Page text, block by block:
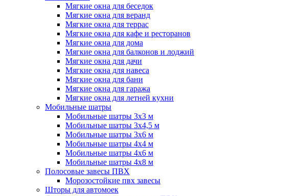
Мягкие окна для беседок
Мягкие окна для веранд
Мягкие окна для террас
Мягкие окна для кафе и ресторанов
Мягкие окна для дома
Мягкие окна для балконов и лоджий
Мягкие окна для дачи
Мягкие окна для навеса
Мягкие окна для бани
Мягкие окна для гаража
Мягкие окна для летней кухни
Мобильные шатры
Мобильные шатры 3х3 м
Мобильные шатры 3х4,5 м
Мобильные шатры 3х6 м
Мобильные шатры 4х4 м
Мобильные шатры 4х6 м
Мобильные шатры 4х8 м
Полосовые завесы ПВХ
Морозостойкие пвх завесы
Шторы для автомоек